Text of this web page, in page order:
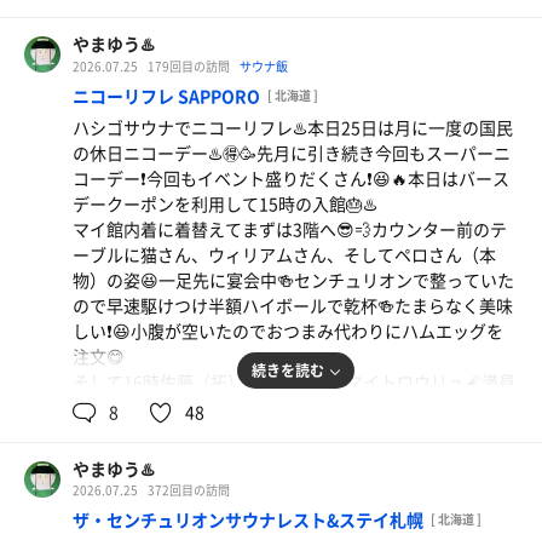
てトドメはブロアー登場🔥部屋全体をゆっくりブロアーで
攪拌🔥熱い熱気が下段にも舞い降りて汗が止まらない🔥☺️
そして本日の水風呂は7.7℃と16.4℃❄️😆
19時はフィジカルゆうちゃん＆ニューフェイス研修ロウリ
ュ🔥参加者でほぼ満員🈵メトス前中段が空いていた😅熱そ
う…🔥😅今回はジブリピアノバージョンを聞きながらの熱
波🔥今回はいつもの換気無しでの熱波🔥そして今回は研修
なのでゆうちゃんが丁寧に教えながらのダブル熱波🔥🔥い
つもより熱波も2倍なのでかなり堪える☺️💦先生の教えも
良いせいかなかなか良い団扇捌き🔥☺️これからの成長に期
待したい🔥😎
今日も2時間フルセットでスッキリ☺️✨センチュリオンか
ら新しく誕生する熱波師もいればセンチュリオンを去る熱
波師も…😌まさにここは人生の交差点🚥
やまゆう♨️
2026.07.25 179回目の訪問 サウナ飯
ニコーリフレ SAPPORO [ 北海道 ]
ハシゴサウナでニコーリフレ♨️本日25日は月に一度の国民
の休日ニコーデー♨️🉐🥳先月に引き続き今回もスーパーニ
コーデー❗️今回もイベント盛りだくさん❗️😆🔥本日はバース
デークーポンを利用して15時の入館🎂♨️
マイ館内着に着替えてまずは3階へ😎💨カウンター前のテ
ーブルに猫さん、ウィリアムさん、そしてペロさん（本
物）の姿😆一足先に宴会中🍻センチュリオンで整っていた
ので早速駆けつけ半額ハイボールで乾杯🍻たまらなく美味
しい❗️😆小腹が空いたのでおつまみ代わりにハムエッグを
注文😋
そして16時佐藤（拓）＆杉村ダイナマイトロウリュ🧨満員
御礼🈵久しぶりのリフレサウナはマイルド🔥☺️杉村君ヘロ
本日の水風呂は板氷入りの約17℃❄️若干高めながら気持ち
がいい☺️❄️
3階のカウンターに戻ってカウンター前のテーブルで再度
乾杯🍻😆ハイボールがさらに美味しい🍺😋半額だから何杯
続きを読む
8 48
やまゆう♨️
2026.07.25 372回目の訪問
ザ・センチュリオンサウナレスト&ステイ札幌 [ 北海道 ]